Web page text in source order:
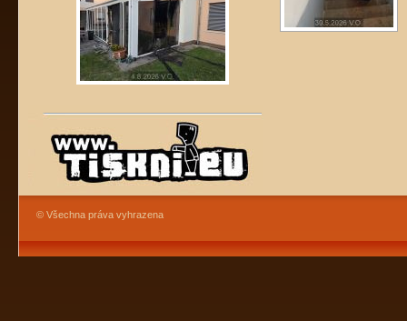
© Všechna práva vyhrazena